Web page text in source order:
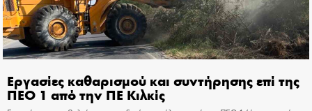
Εργασίες καθαρισμού και συντήρησης επί της
ΠΕΟ 1 από την ΠΕ Κιλκίς